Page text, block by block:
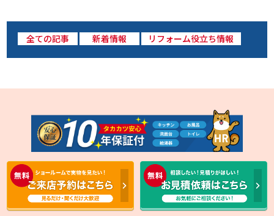
全ての記事 新着情報 リフォーム役立ち情報